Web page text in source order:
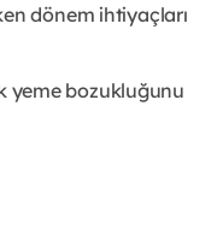
dönem ihtiyaçları
yeme bozukluğunu